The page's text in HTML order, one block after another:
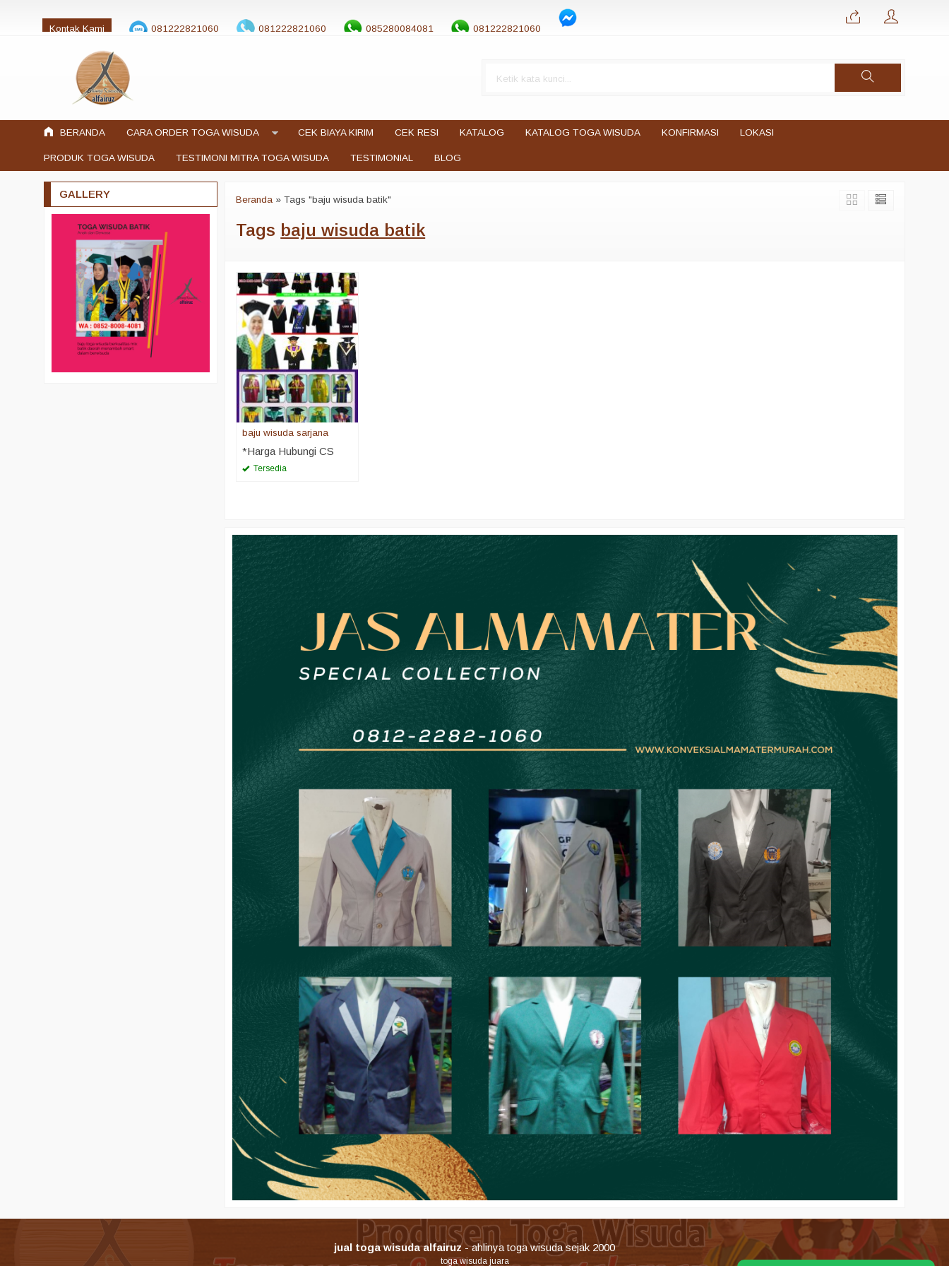
Kontak Kami 081222821060 081222821060 085280084081 081222821060
jualtogawisuda@gmail.com
BERANDA CARA ORDER TOGA WISUDA CEK BIAYA KIRIM CEK RESI KATALOG KATALOG TOGA WISUDA KONFIRMASI LOKASI
PRODUK TOGA WISUDA TESTIMONI MITRA TOGA WISUDA TESTIMONIAL BLOG
Beranda »Tags "baju wisuda batik"
Tags baju wisuda batik
baju wisuda sarjana
*Harga Hubungi CS
Tersedia
GALLERY
jual toga wisuda alfairuz- ahlinya toga wisuda sejak 2000
toga wisuda juara